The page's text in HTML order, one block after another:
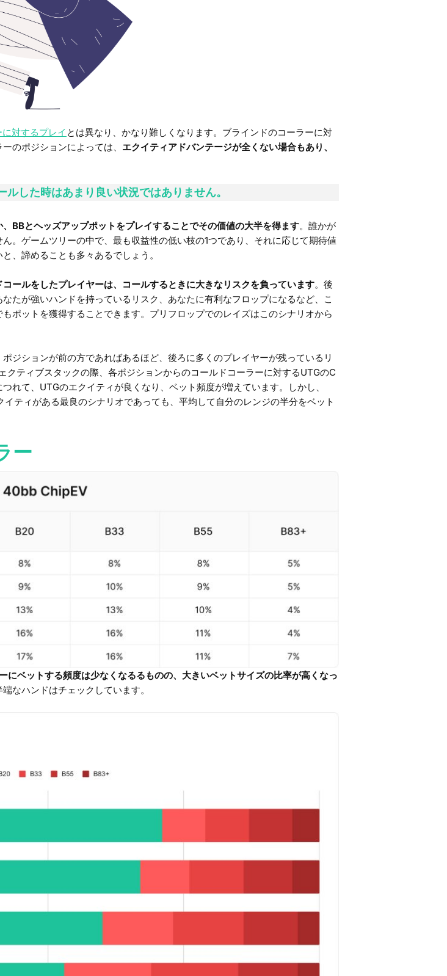
対するプレイ とは異なり、かなり難しくなります。ブラインドのコーラーに対
のポジションによっては、 エクイティアドバンテージが全くない場合もあり、
した時はあまり良い状況ではありません。
BBとヘッズアップポットをプレイすることでその価値の大半を得ます。誰かが
。ゲームツリーの中で、最も収益性の低い枝の1つであり、それに応じて期待値
、諦めることも多々あるでしょう。
コールをしたプレイヤーは、コールするときに大きなリスクを負っています。後
たが強いハンドを持っているリスク、あなたに有利なフロップになるなど、こ
ポットを獲得することできます。プリフロップでのレイズはこのシナリオから
ポジションが前の方であればあるほど、後ろに多くのプレイヤーが残っているリ
ティブスタックの際、各ポジションからのコールドコーラーに対するUTGのC
れて、UTGのエクイティが良くなり、ベット頻度が増えています。しかし、
ティがある最良のシナリオであっても、平均して自分のレンジの半分をベット
ー
にベットする頻度は少なくなるるものの、大きいベットサイズの比率が高くなっ
なハンドはチェックしています。